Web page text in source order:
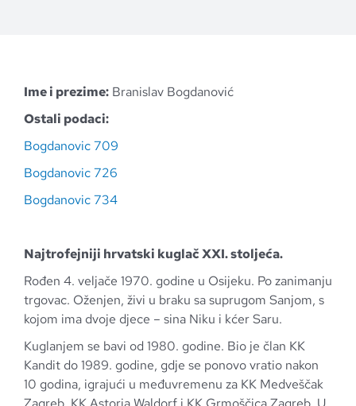
Ime i prezime:Branislav Bogdanović
Ostali podaci:
Bogdanovic 709
Bogdanovic 726
Bogdanovic 734
Najtrofejniji hrvatski kuglač XXI. stoljeća.
Rođen 4. veljače 1970. godine u Osijeku. Po zanimanju
trgovac. Oženjen, živi u braku sa suprugom Sanjom, s
kojom ima dvoje djece – sina Niku i kćer Saru.
Kuglanjem se bavi od 1980. godine. Bio je član KK
Kandit do 1989. godine, gdje se ponovo vratio nakon
10 godina, igrajući u međuvremenu za KK Medveščak